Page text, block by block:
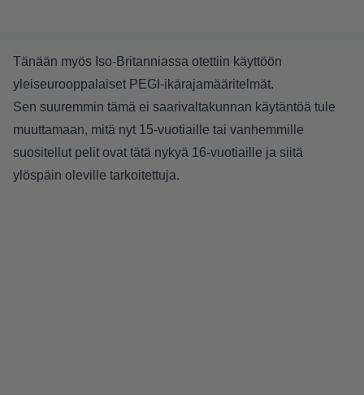
Tänään myös Iso-Britanniassa otettiin käyttöön
yleiseurooppalaiset PEGI-ikärajamääritelmät.
Sen suuremmin tämä ei saarivaltakunnan käytäntöä tule
muuttamaan, mitä nyt 15-vuotiaille tai vanhemmille
suositellut pelit ovat tätä nykyä 16-vuotiaille ja siitä
ylöspäin oleville tarkoitettuja.